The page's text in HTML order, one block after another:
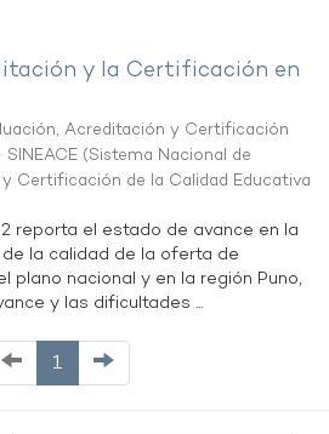
y la Certificación en
Acreditación y Certificación
(Sistema Nacional de
Certificación de la Calidad Educativa
reporta el estado de avance en la
la calidad de la oferta de
plano nacional y en la región Puno,
y las dificultades ...
1